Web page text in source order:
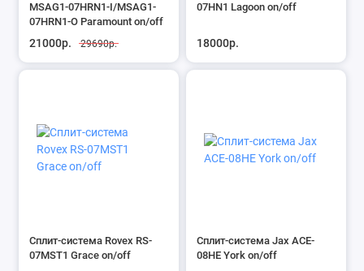
MSAG1-07HRN1-I/MSAG1-
07HRN1-O Paramount on/off
21000р. 29690р.
07HN1 Lagoon on/off
18000р.
Сплит-система Rovex RS-
07MST1 Grace on/off
Сплит-система Jax ACE-
08HE York on/off